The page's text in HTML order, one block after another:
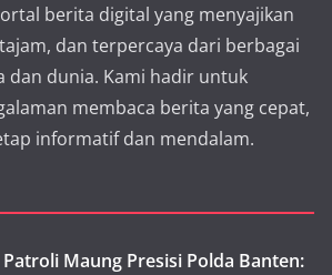
berita digital yang menyajikan
dan terpercaya dari berbagai
dan dunia. Kami hadir untuk
membaca berita yang cepat,
informatif dan mendalam.
Maung Presisi Polda Banten: